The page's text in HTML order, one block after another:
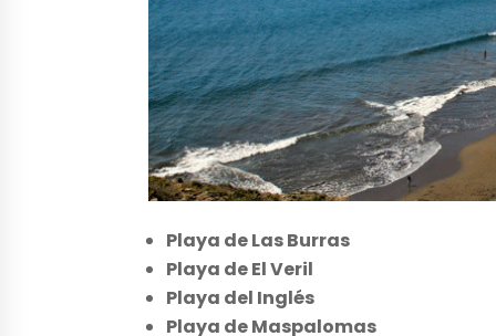
Playa de Las Burras
Playa de El Veril
Playa del Inglés
Playa de Maspalomas